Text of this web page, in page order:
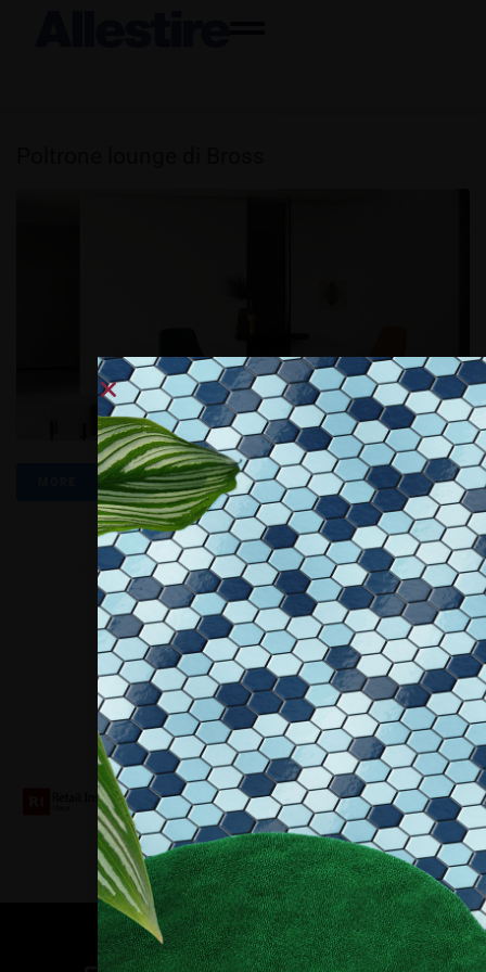
Collaboriamo con
Contatti